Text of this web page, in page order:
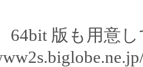
64bit 版も用意